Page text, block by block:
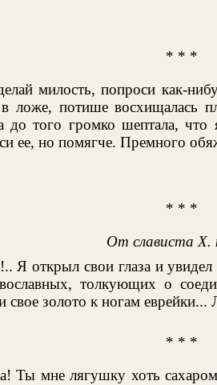
* * *
милость, попроси как-
ложе, потише восхищалась
до того громко шептала,
ее, но помягче. Премного
* * *
От слависта X.
Я открыл свои глаза и увидел
толкующих о
свое золото к ногам
* * *
Ты мне лягушку хоть